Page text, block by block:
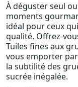
À déguster seul
moments
idéal pour ceux
qualité. Offrez-
Tuiles fines aux
vous emporter
la subtilité des
sucrée inégalée.